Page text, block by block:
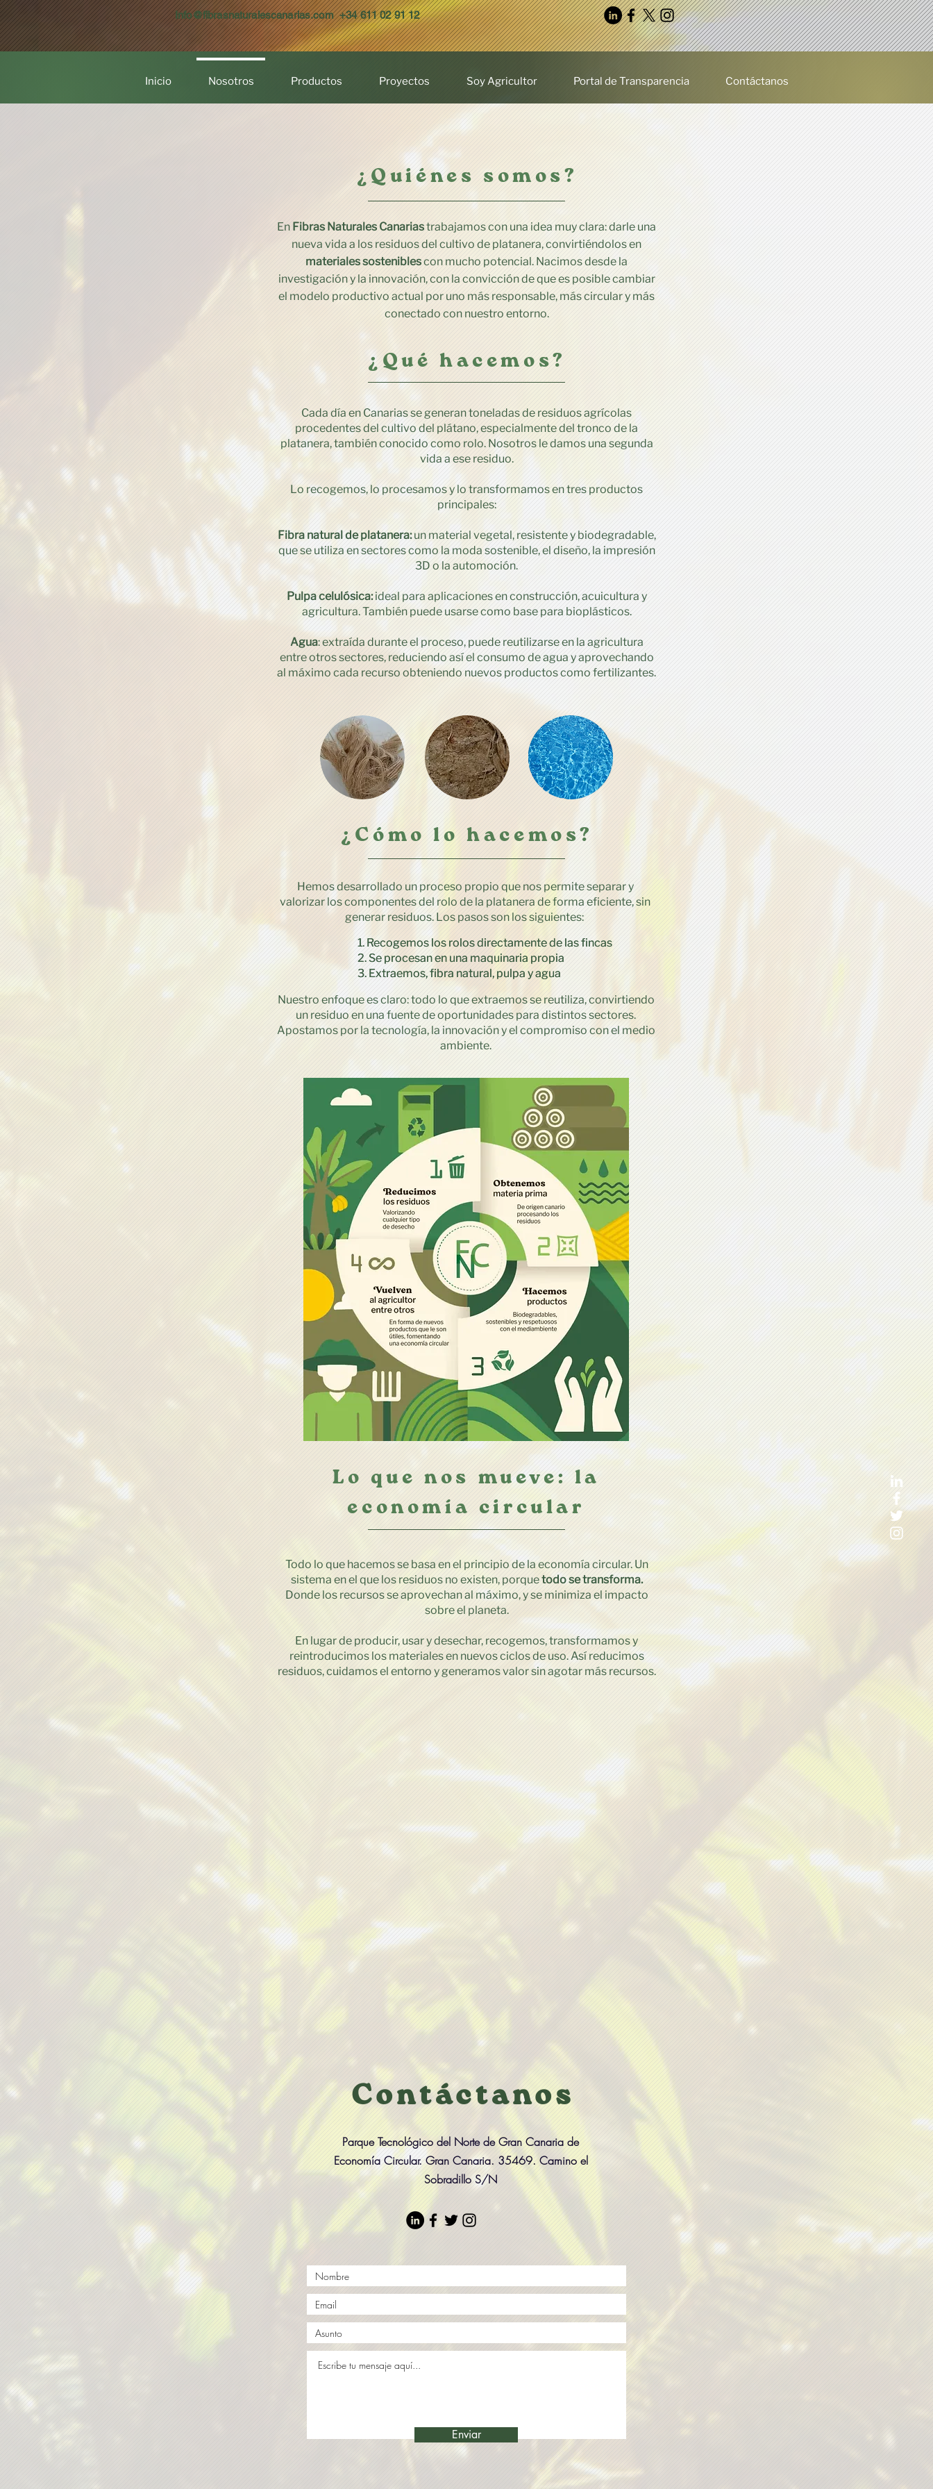
Info@fibrasnaturalescanarias.com+34 611 02 91 12
Inicio Nosotros Productos Proyectos Soy Agricultor Portal de Transparencia Contáctanos
¿Quiénes somos?
En Fibras Naturales Canariastrabajamos con una idea muy clara: darle una
nueva vida a los residuos del cultivo de platanera, convirtiéndolos en
materiales sosteniblescon mucho potencial. Nacimos desde la
investigación y la innovación, con la convicción de que es posible cambiar
el modelo productivo actual por uno más responsable, más circular y más
conectado con nuestro entorno.
¿Qué hacemos?
Cada día en Canarias se generan toneladas de residuos agrícolas
procedentes del cultivo del plátano, especialmente del tronco de la
platanera, también conocido como rolo. Nosotros le damos una segunda
vida a ese residuo.
Lo recogemos, lo procesamos y lo transformamos en tres productos
principales:
Fibra natural de platanera:un material vegetal, resistente y biodegradable,
que se utiliza en sectores como la moda sostenible, el diseño, la impresión
3D o la automoción.
Pulpa celulósica:ideal para aplicaciones en construcción, acuicultura y
agricultura. También puede usarse como base para bioplásticos.
Agua: extraída durante el proceso, puede reutilizarse en la agricultura
entre otros sectores, reduciendo así el consumo de agua y aprovechando
al máximo cada recurso obteniendo nuevos productos como fertilizantes.
¿Cómo lo hacemos?
Hemos desarrollado un proceso propio que nos permite separar y
valorizar los componentes del rolo de la platanera de forma eficiente, sin
generar residuos. Los pasos son los siguientes:
1. Recogemos los rolos directamente de las fincas
2. Se procesan en una maquinaria propia
3. Extraemos, fibra natural, pulpa y agua
1. Recogemos los rolos directamente de las fincas
2. Se procesan en una maquinaria propia
3. Extraemos, fibra natural, pulpa y agua
Nuestro enfoque es claro: todo lo que extraemos se reutiliza, convirtiendo
un residuo en una fuente de oportunidades para distintos sectores.
Apostamos por la tecnología, la innovación y el compromiso con el medio
ambiente.
Lo que nos mueve: la
economía circular
Todo lo que hacemos se basa en el principio de la economía circular. Un
sistema en el que los residuos no existen, porquetodo se transforma.
Donde los recursos se aprovechan al máximo, y se minimiza el impacto
sobre el planeta.
En lugar de producir, usar y desechar, recogemos, transformamos y
reintroducimos los materiales en nuevos ciclos de uso. Así reducimos
residuos, cuidamos el entorno y generamos valor sin agotar más recursos.
Contáctanos
Parque Tecnológico del Norte de Gran Canaria de
Economía Circular. Gran Canaria. 35469. Camino el
Sobradillo S/N
Enviar